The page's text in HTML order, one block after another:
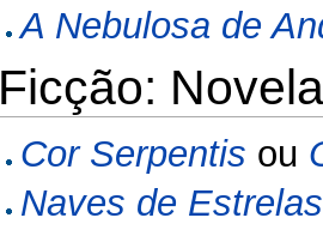
A Nebulosa de
Ficção:
Cor Serpentis ou
Naves de Estrelas